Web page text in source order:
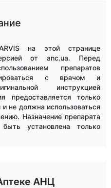
на этой странице
от anc.ua. Перед
препаратов
с врачом и
инструкцией
предоставляется только
не должна использоваться
Назначение препарата
установлена только
АНЦ